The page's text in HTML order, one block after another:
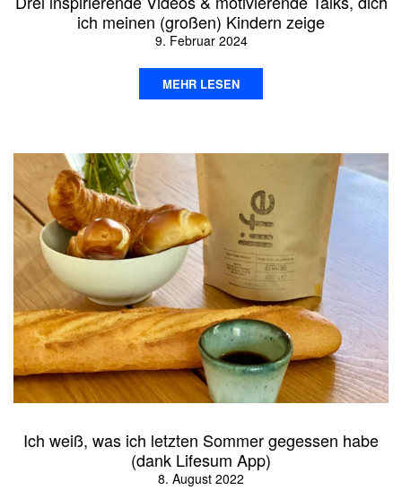
ich meinen (großen) Kindern zeige
9. Februar 2024
MEHR LESEN
Ich weiß, was ich letzten Sommer gegessen habe
(dank Lifesum App)
8. August 2022